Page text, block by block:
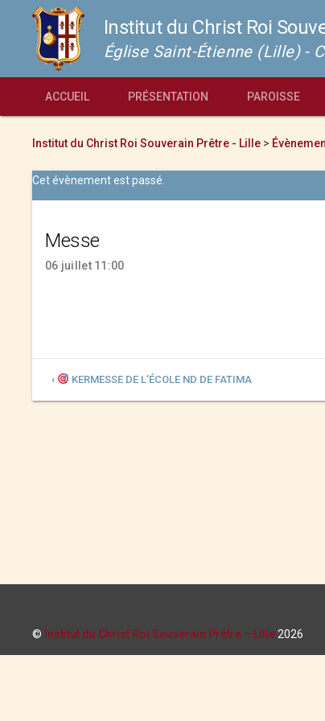
Institut du Christ Roi
Église Saint-Étienne (Lille) -
ACCUEIL PRÉSENTATION PAROISSE
Institut du Christ Roi Souverain Prêtre - Lille >
Cet évènement est passé.
Messe
06 juillet 11:00
‹ KERMESSE DE L’ÉCOLE ND DE FATIMA
© Institut du Christ Roi Souverain Prêtre – Lille 2026